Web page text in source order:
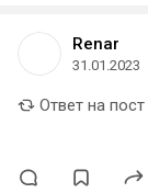
Renar
31.01.2023
Ответ на пост